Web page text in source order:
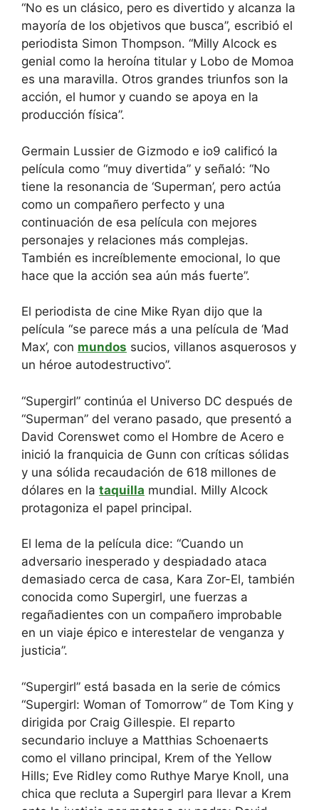
“No es un clásico, pero es divertido y alcanza la
mayoría de los objetivos que busca”, escribió el
periodista Simon Thompson. “Milly Alcock es
genial como la heroína titular y Lobo de Momoa
es una maravilla. Otros grandes triunfos son la
acción, el humor y cuando se apoya en la
producción física”.
Germain Lussier de Gizmodo e io9 calificó la
película como “muy divertida” y señaló: “No
tiene la resonancia de ‘Superman’, pero actúa
como un compañero perfecto y una
continuación de esa película con mejores
personajes y relaciones más complejas.
También es increíblemente emocional, lo que
hace que la acción sea aún más fuerte”.
El periodista de cine Mike Ryan dijo que la
película “se parece más a una película de ‘Mad
Max’, con mundos sucios, villanos asquerosos y
un héroe autodestructivo”.
“Supergirl” continúa el Universo DC después de
“Superman” del verano pasado, que presentó a
David Corenswet como el Hombre de Acero e
inició la franquicia de Gunn con críticas sólidas
y una sólida recaudación de 618 millones de
dólares en la taquilla mundial. Milly Alcock
protagoniza el papel principal.
El lema de la película dice: “Cuando un
adversario inesperado y despiadado ataca
demasiado cerca de casa, Kara Zor-El, también
conocida como Supergirl, une fuerzas a
regañadientes con un compañero improbable
en un viaje épico e interestelar de venganza y
justicia”.
“Supergirl” está basada en la serie de cómics
“Supergirl: Woman of Tomorrow” de Tom King y
dirigida por Craig Gillespie. El reparto
secundario incluye a Matthias Schoenaerts
como el villano principal, Krem of the Yellow
Hills; Eve Ridley como Ruthye Marye Knoll, una
chica que recluta a Supergirl para llevar a Krem